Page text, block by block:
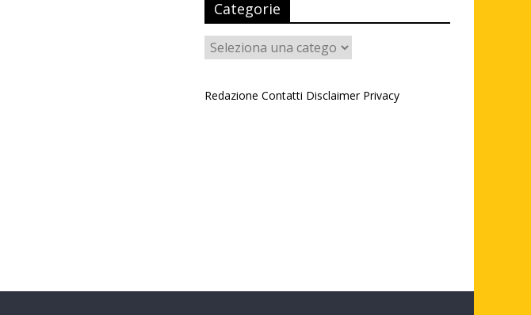
Categorie
Categorie
Redazione Contatti Disclaimer Privacy